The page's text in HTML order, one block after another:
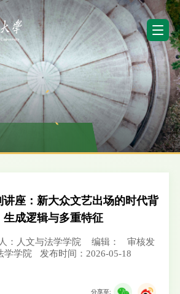
座：新大众文艺出场的时代背
生成逻辑与多重特征
：人文与法学学院 编辑：
审核发
学学院
发布时间：2026-05-18
分享至: